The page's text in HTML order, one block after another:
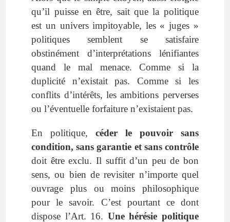
qu’il puisse en être, sait que la politique
est un univers impitoyable, les « juges »
politiques semblent se satisfaire
obstinément d’interprétations lénifiantes
quand le mal menace. Comme si la
duplicité n’existait pas. Comme si les
conflits d’intérêts, les ambitions perverses
ou l’éventuelle forfaiture n’existaient pas.
En politique,céder le pouvoir sans
condition,sans garantie et sans contrôle
doit être exclu. Il suffit d’un peu de bon
sens, ou bien de revisiter n’importe quel
ouvrage plus ou moins philosophique
pour le savoir. C’est pourtant ce dont
dispose l’Art. 16. Une hérésie politique